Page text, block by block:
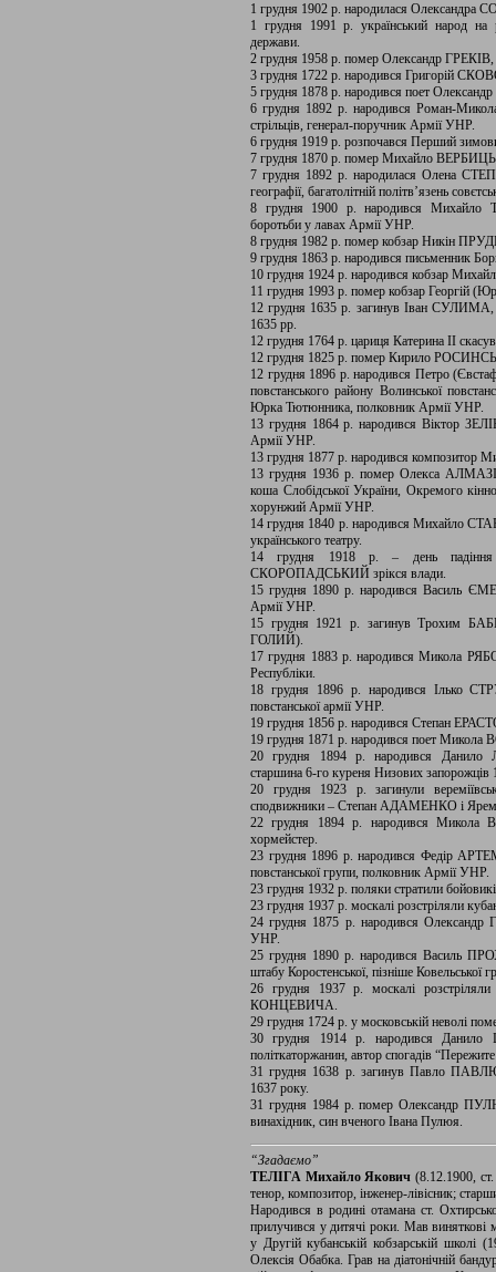
1 грудня 1902 р. народилася
1 грудня 1991 р. український народ на
держави.
2 грудня 1958 р. помер Олександр
3 грудня 1722 р. народився Григорій
5 грудня 1878 р. народився поет
6 грудня 1892 р. народився Роман-
стрільців, генерал-поручник Армії УНР.
6 грудня 1919 р. розпочався Перший
7 грудня 1870 р. помер Михайло
7 грудня 1892 р. народилася Олена
географії, багатолітній політв’язень
8 грудня 1900 р. народився Михайло
боротьби у лавах Армії УНР.
8 грудня 1982 р. помер кобзар Никін
9 грудня 1863 р. народився письменник
10 грудня 1924 р. народився кобзар
11 грудня 1993 р. помер кобзар Георгій
12 грудня 1635 р. загинув Іван СУЛИМА,
1635 рр.
12 грудня 1764 р. цариця Катерина II
12 грудня 1825 р. помер Кирило
12 грудня 1896 р. народився Петро
повстанського району Волинської
Юрка Тютюнника, полковник Армії УНР.
13 грудня 1864 р. народився Віктор
Армії УНР.
13 грудня 1877 р. народився
13 грудня 1936 р. помер Олекса
коша Слобідської України, Окремого
хорунжий Армії УНР.
14 грудня 1840 р. народився Михайло
українського театру.
14 грудня 1918 р. – день падіння
СКОРОПАДСЬКИЙ зрікся влади.
15 грудня 1890 р. народився Василь
Армії УНР.
15 грудня 1921 р. загинув Трохим
ГОЛИЙ).
17 грудня 1883 р. народився Микола
Республіки.
18 грудня 1896 р. народився Ілько
повстанської армії УНР.
19 грудня 1856 р. народився Степан
19 грудня 1871 р. народився поет
20 грудня 1894 р. народився Данило
старшина 6-го куреня Низових запорожців
20 грудня 1923 р. загинули
сподвижники – Степан АДАМЕНКО і
22 грудня 1894 р. народився Микола
хормейстер.
23 грудня 1896 р. народився Федір
повстанської групи, полковник Армії УНР.
23 грудня 1932 р. поляки стратили
23 грудня 1937 р. москалі розстріляли
24 грудня 1875 р. народився Олександр
УНР.
25 грудня 1890 р. народився Василь
штабу Коростенської, пізніше
26 грудня 1937 р. москалі розстріляли
КОНЦЕВИЧА.
29 грудня 1724 р. у московській неволі
30 грудня 1914 р. народився Данило
політкаторжанин, автор спогадів
31 грудня 1638 р. загинув Павло
1637 року.
31 грудня 1984 р. помер Олександр
винахідник, син вченого Івана Пулюя.
“Згадаємо”
ТЕЛІГА Михайло Якович (8.12.1900,
тенор, композитор, інженер-лівісник;
Народився в родині отамана ст.
прилучився у дитячі роки. Мав виняткові
у Другій кубанській кобзарській
Олексія Обабка. Грав на діатонічній